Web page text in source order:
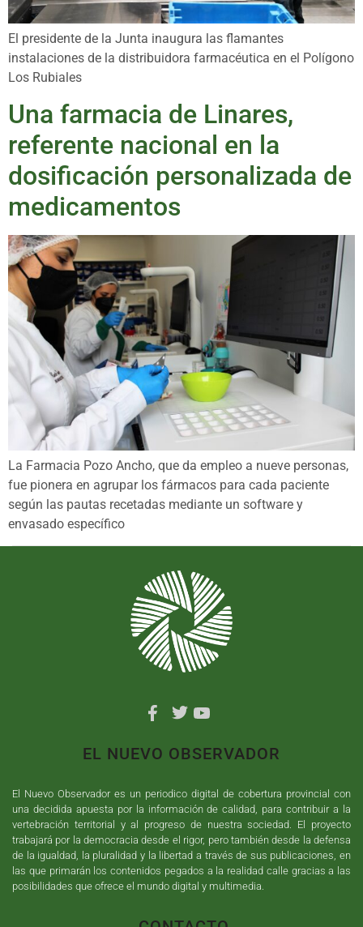
El presidente de la Junta inaugura las flamantes
instalaciones de la distribuidora farmacéutica en el Polígono
Los Rubiales
Una farmacia de Linares,
referente nacional en la
dosificación personalizada de
medicamentos
La Farmacia Pozo Ancho, que da empleo a nueve personas,
fue pionera en agrupar los fármacos para cada paciente
según las pautas recetadas mediante un software y
envasado específico
EL NUEVO OBSERVADOR
El Nuevo Observador es un periodico digital de cobertura provincial con
una decidida apuesta por la información de calidad, para contribuir a la
vertebración territorial y al progreso de nuestra sociedad. El proyecto
trabajará por la democracia desde el rigor, pero también desde la defensa
de la igualdad, la pluralidad y la libertad a través de sus publicaciones, en
las que primarán los contenidos pegados a la realidad calle gracias a las
posibilidades que ofrece el mundo digital y multimedia.